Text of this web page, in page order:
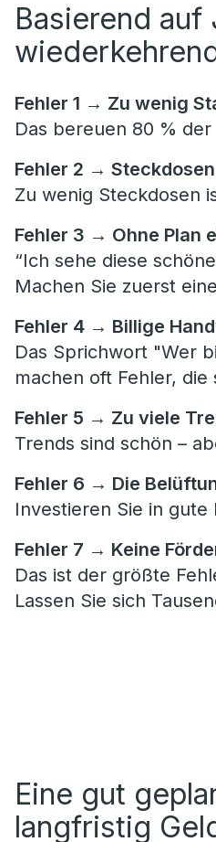
Basierend
Fehler 1 → Zu wenig
Das bereuen 80 %
Fehler 2 →
Zu wenig Steckdosen
Fehler 3 → Ohne Plan
“Ich sehe diese
Machen Sie zuerst
Fehler 4 → Billige
Das Sprichwort "Wer
machen oft Fehler,
Fehler 5 → Zu viele
Trends sind schön –
Fehler 6 → Die
Investieren Sie in gute
Fehler 7 → Keine
Das ist der größte
Lassen Sie sich
Eine gut
langfristig